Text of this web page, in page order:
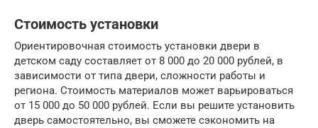
Стоимость установки
Ориентировочная стоимость установки двери в
детском саду составляет от 8 000 до 20 000 рублей, в
зависимости от типа двери, сложности работы и
региона. Стоимость материалов может варьироваться
от 15 000 до 50 000 рублей. Если вы решите установить
дверь самостоятельно, вы сможете сэкономить на